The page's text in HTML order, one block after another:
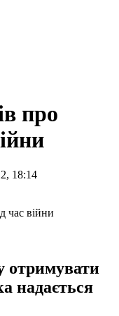
про
18:14
отримувати
надається